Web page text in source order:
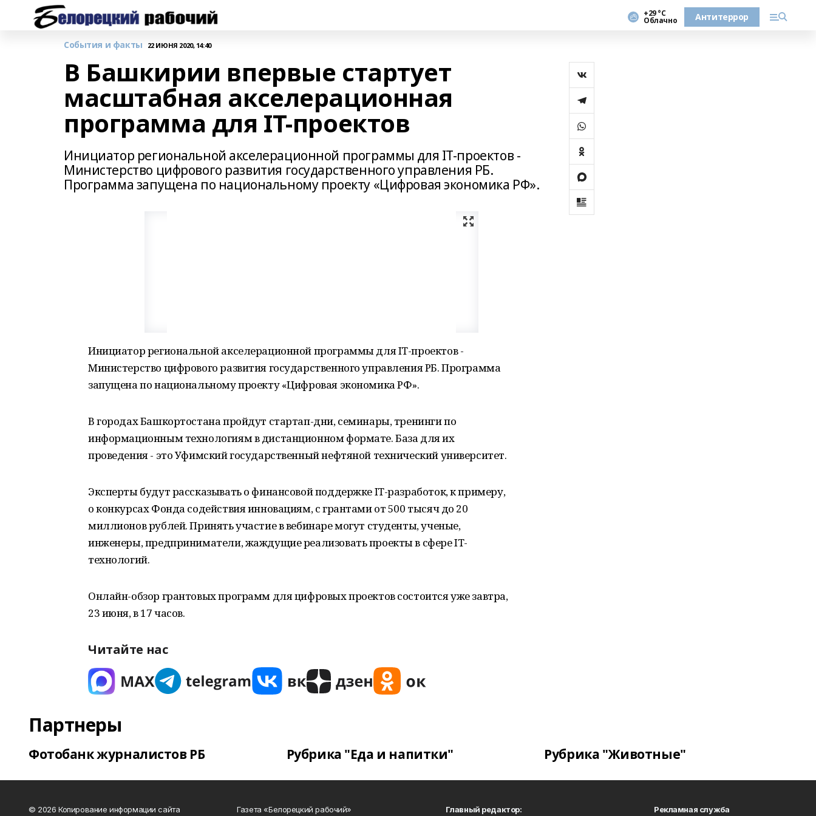
+29 °С
Облачно Антитеррор
События и факты 22 ИЮНЯ 2020, 14:40
В Башкирии впервые стартует
масштабная акселерационная
программа для IT-проектов
Инициатор региональной акселерационной программы для IT-проектов -
Министерство цифрового развития государственного управления РБ.
Программа запущена по национальному проекту «Цифровая экономика РФ».
Инициатор региональной акселерационной программы для IT-проектов -
Министерство цифрового развития государственного управления РБ. Программа
запущена по национальному проекту «Цифровая экономика РФ».
В городах Башкортостана пройдут стартап-дни, семинары, тренинги по
информационным технологиям в дистанционном формате. База для их
проведения - это Уфимский государственный нефтяной технический университет.
Эксперты будут рассказывать о финансовой поддержке IT-разработок, к примеру,
о конкурсах Фонда содействия инновациям, с грантами от 500 тысяч до 20
миллионов рублей. Принять участие в вебинаре могут студенты, ученые,
инженеры, предприниматели, жаждущие реализовать проекты в сфере IT-
технологий.
Онлайн-обзор грантовых программ для цифровых проектов состоится уже завтра,
23 июня, в 17 часов.
Читайте нас
Партнеры
Фотобанк журналистов РБ Рубрика "Еда и напитки" Рубрика "Животные"
© 2026 Копирование информации сайта
Газета «Белорецкий рабочий»
Главный редактор:
Рекламная служба